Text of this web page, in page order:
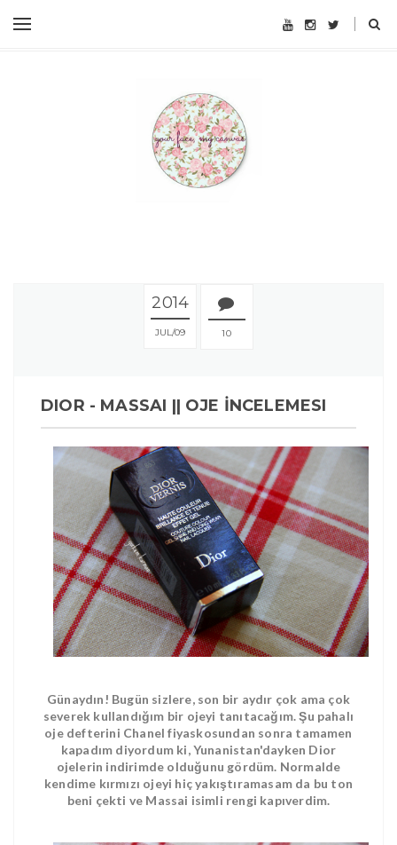
2014
JUL 09 10
DIOR - MASSAI || OJE İNCELEMESI
Günaydın! Bugün sizlere, son bir aydır çok ama çok
severek kullandığım bir ojeyi tanıtacağım. Şu pahalı
oje defterini Chanel fiyaskosundan sonra tamamen
kapadım diyordum ki, Yunanistan'dayken Dior
ojelerin indirimde olduğunu gördüm. Normalde
kendime kırmızı ojeyi hiç yakıştıramasam da bu ton
beni çekti ve Massai isimli rengi kapıverdim.